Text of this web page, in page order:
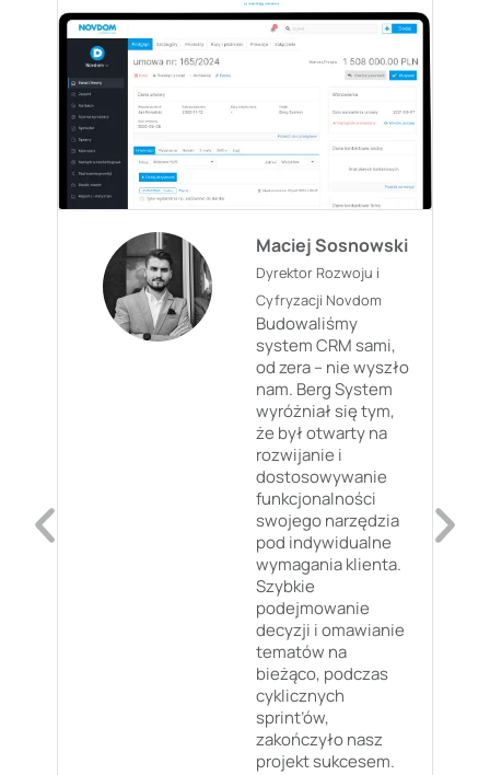
Maciej Sosnowski
Dyrektor Rozwoju i
Cyfryzacji Novdom
Budowaliśmy
system CRM sami,
od zera – nie wyszło
nam. Berg System
wyróżniał się tym,
że był otwarty na
rozwijanie i
dostosowywanie
funkcjonalności
swojego narzędzia
pod indywidualne
wymagania klienta.
Szybkie
podejmowanie
decyzji i omawianie
tematów na
bieżąco, podczas
cyklicznych
sprint’ów,
zakończyło nasz
projekt sukcesem.